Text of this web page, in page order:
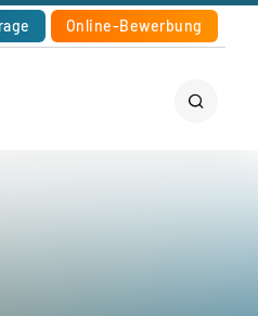
Online-Bewerbung